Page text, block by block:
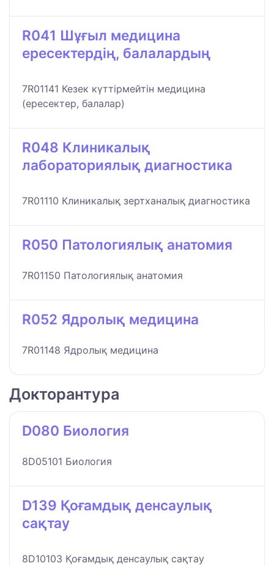
R041 Шұғыл медицина
ересектердің, балалардың
7R01141 Кезек күттірмейтін медицина
(ересектер, балалар)
R048 Клиникалық
лабораториялық диагностика
7R01110 Клиникалық зертханалық диагностика
R050 Патологиялық анатомия
7R01150 Патологиялық анатомия
R052 Ядролық медицина
7R01148 Ядролық медицина
Докторантура
D080 Биология
8D05101 Биология
D139 Қоғамдық денсаулық
сақтау
8D10103 Қоғамдық денсаулық сақтау